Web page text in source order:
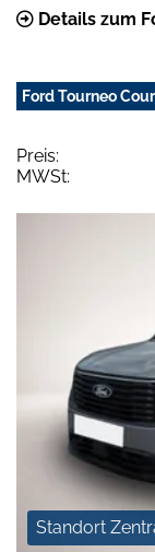
Details zum
Ford Tourneo
Preis:
MWSt:
Standort